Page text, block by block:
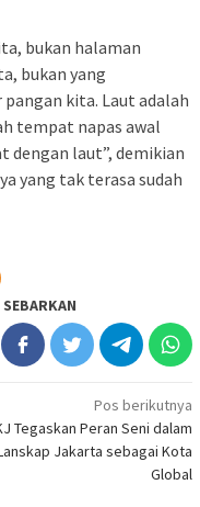
bukan halaman
bukan yang
kita. Laut adalah
tempat napas awal
dengan laut”, demikian
yang tak terasa sudah
SEBARKAN
Pos berikutnya
Tegaskan Peran Seni dalam
Jakarta sebagai Kota
Global